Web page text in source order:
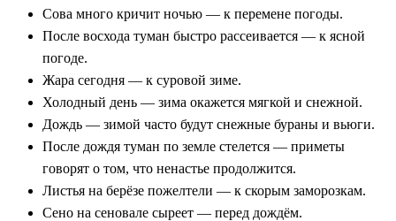
Сова много кричит ночью — к перемене погоды.
После восхода туман быстро рассеивается — к ясной
погоде.
Жара сегодня — к суровой зиме.
Холодный день — зима окажется мягкой и снежной.
Дождь — зимой часто будут снежные бураны и вьюги.
После дождя туман по земле стелется — приметы
говорят о том, что ненастье продолжится.
Листья на берёзе пожелтели — к скорым заморозкам.
Сено на сеновале сыреет — перед дождём.